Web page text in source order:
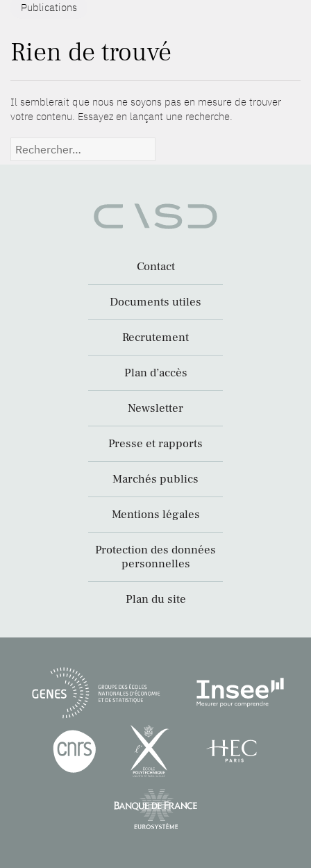
Publications
Rien de trouvé
Il semblerait que nous ne soyons pas en mesure de trouver
votre contenu. Essayez en lançant une recherche.
Rechercher :
Contact
Documents utiles
Recrutement
Plan d’accès
Newsletter
Presse et rapports
Marchés publics
Mentions légales
Protection des données
personnelles
Plan du site